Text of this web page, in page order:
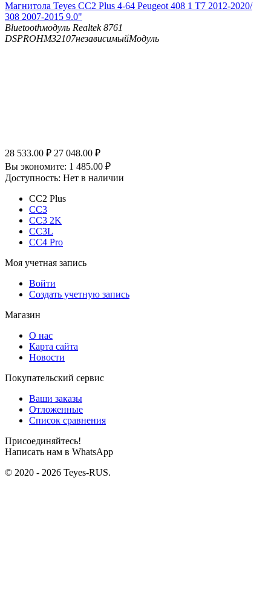
Магнитола Teyes CC2 Plus 4-64 Peugeot 408 1 T7 2012-2020/
308 2007-2015 9.0"
Bluetoothмодуль Realtek 8761
DSPROHM32107независимыйМодуль
28 533.00 ₽ 27 048.00 ₽
Вы экономите: 1 485.00 ₽
Доступность: Нет в наличии
CC2 Plus
CC3
CC3 2K
CC3L
CC4 Pro
Моя учетная запись
Войти
Создать учетную запись
Магазин
О нас
Карта сайта
Новости
Покупательский сервис
Ваши заказы
Отложенные
Список сравнения
Присоединяйтесь!
Написать нам в WhatsApp
© 2020 - 2026 Teyes-RUS.